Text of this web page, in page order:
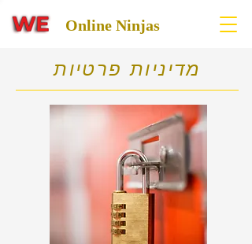
Online Ninjas
מדיניות פרטיות